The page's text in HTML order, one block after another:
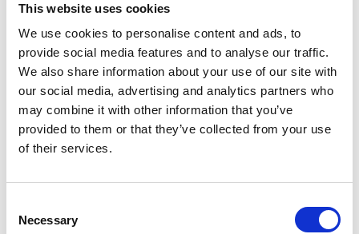
This website uses cookies
We use cookies to personalise content and ads, to
provide social media features and to analyse our traffic.
We also share information about your use of our site with
our social media, advertising and analytics partners who
may combine it with other information that you’ve
provided to them or that they’ve collected from your use
of their services.
Selection
Necessary
und NSK kompatibel sind. Der
Anschluss ist mit einem blauen
Schlauch (1,5 m) und einer
Schnellkupplung zum Anschluss
an DENTO-PREP™ ausgestattet.
Melden Sie sich für den
Newsletter an
Melden Sie sich für unseren Newsletter an und
erhalten Sie die neuesten Nachrichten und
Sonderangebote direkt in Ihrem Posteingang.